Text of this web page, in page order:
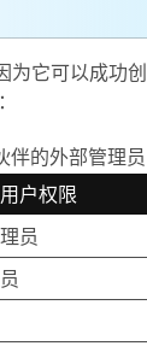
为它可以成功
的外部管理员
户权限
员